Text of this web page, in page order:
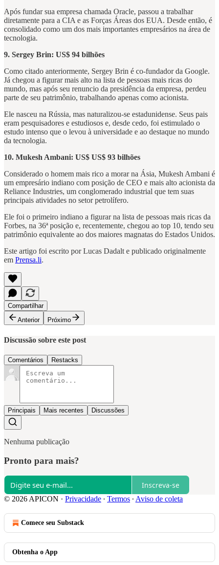
Após fundar sua empresa chamada Oracle, passou a trabalhar
diretamente para a CIA e as Forças Áreas dos EUA. Desde então, é
consolidado como um dos mais importantes empresários na área de
tecnologia.
9. Sergey Brin: US$ 94 bilhões
Como citado anteriormente, Sergey Brin é co-fundador da Google.
Já chegou a figurar mais alto na lista de pessoas mais ricas do
mundo, mas após seu renuncio da presidência da empresa, perdeu
parte de seu patrimônio, trabalhando apenas como acionista.
Ele nasceu na Rússia, mas naturalizou-se estadunidense. Seus pais
eram pesquisadores e estudiosos e, desde cedo, foi estimulado o
estudo intenso que o levou à universidade e ao destaque no mundo
da tecnologia.
10. Mukesh Ambani: US$ US$ 93 bilhões
Considerado o homem mais rico a morar na Ásia, Mukesh Ambani é
um empresário indiano com posição de CEO e mais alto acionista da
Reliance Industries, um conglomerado industrial que tem suas
principais atividades no setor petrolífero.
Ele foi o primeiro indiano a figurar na lista de pessoas mais ricas da
Forbes, na 36ª posição e, recentemente, chegou ao top 10, tendo seu
patrimônio equivalente ao dos maiores magnatas do Estados Unidos.
Este artigo foi escrito por Lucas Dadalt e publicado originalmente
em Prensa.li.
Compartilhar
Anterior
Próximo
Discussão sobre este post
Comentários Restacks
Principais Mais recentes Discussões
Nenhuma publicação
Pronto para mais?
Inscreva-se
© 2026 APICON · Privacidade ∙ Termos ∙ Aviso de coleta
Comece seu Substack
Obtenha o App